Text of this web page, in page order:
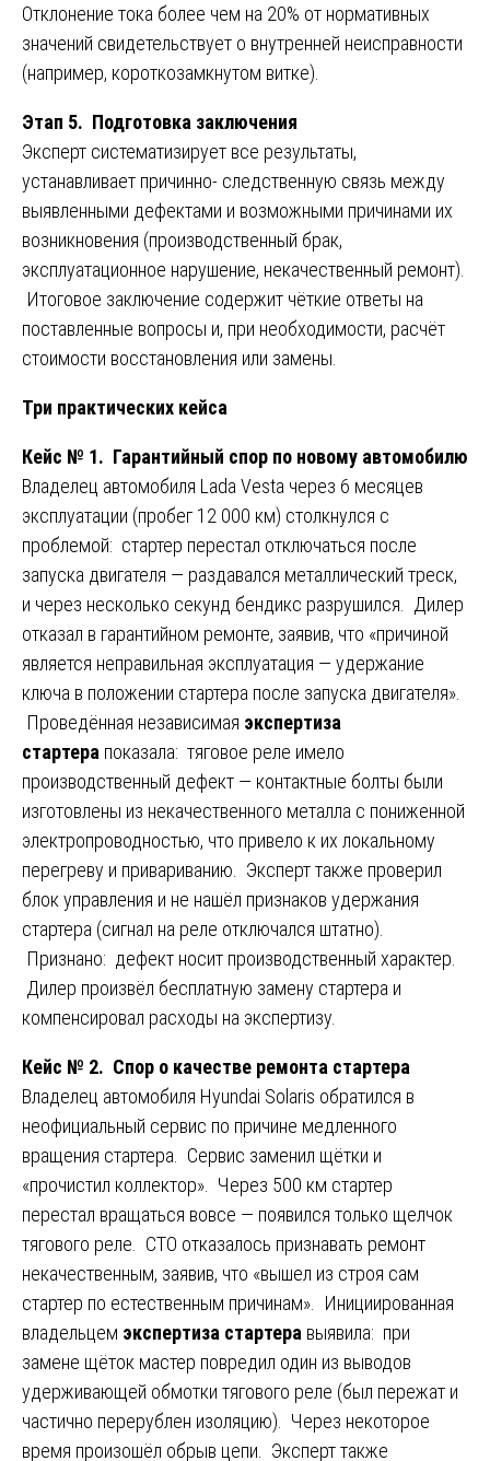
Отклонение тока более чем на 20% от нормативных
значений свидетельствует о внутренней неисправности
(например, короткозамкнутом витке).
Этап 5. Подготовка заключения
Эксперт систематизирует все результаты,
устанавливает причинно- следственную связь между
выявленными дефектами и возможными причинами их
возникновения (производственный брак,
эксплуатационное нарушение, некачественный ремонт).
Итоговое заключение содержит чёткие ответы на
поставленные вопросы и, при необходимости, расчёт
стоимости восстановления или замены.
Три практических кейса
Кейс № 1. Гарантийный спор по новому автомобилю
Владелец автомобиля Lada Vesta через 6 месяцев
эксплуатации (пробег 12 000 км) столкнулся с
проблемой: стартер перестал отключаться после
запуска двигателя — раздавался металлический треск,
и через несколько секунд бендикс разрушился. Дилер
отказал в гарантийном ремонте, заявив, что «причиной
является неправильная эксплуатация — удержание
ключа в положении стартера после запуска двигателя».
Проведённая независимая экспертиза
стартера показала: тяговое реле имело
производственный дефект — контактные болты были
изготовлены из некачественного металла с пониженной
электропроводностью, что привело к их локальному
перегреву и привариванию. Эксперт также проверил
блок управления и не нашёл признаков удержания
стартера (сигнал на реле отключался штатно).
Признано: дефект носит производственный характер.
Дилер произвёл бесплатную замену стартера и
компенсировал расходы на экспертизу.
Кейс № 2. Спор о качестве ремонта стартера
Владелец автомобиля Hyundai Solaris обратился в
неофициальный сервис по причине медленного
вращения стартера. Сервис заменил щётки и
«прочистил коллектор». Через 500 км стартер
перестал вращаться вовсе — появился только щелчок
тягового реле. СТО отказалось признавать ремонт
некачественным, заявив, что «вышел из строя сам
стартер по естественным причинам». Инициированная
владельцем экспертиза стартера выявила: при
замене щёток мастер повредил один из выводов
удерживающей обмотки тягового реле (был пережат и
частично перерублен изоляцию). Через некоторое
время произошёл обрыв цепи. Эксперт также